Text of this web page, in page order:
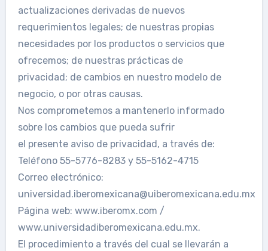
actualizaciones derivadas de nuevos
requerimientos legales; de nuestras propias
necesidades por los productos o servicios que
ofrecemos; de nuestras prácticas de
privacidad; de cambios en nuestro modelo de
negocio, o por otras causas.
Nos comprometemos a mantenerlo informado
sobre los cambios que pueda sufrir
el presente aviso de privacidad, a través de:
Teléfono 55-5776-8283 y 55-5162-4715
Correo electrónico:
universidad.iberomexicana@uiberomexicana.edu.mx
Página web: www.iberomx.com /
www.universidadiberomexicana.edu.mx.
El procedimiento a través del cual se llevarán a